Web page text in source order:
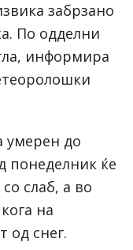
забрзано
По одделни
информира
умерен до
понеделник ќе
слаб, а во
на
од снег.